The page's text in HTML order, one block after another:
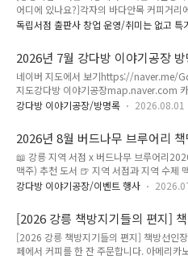
별자치도교육청 교육문화관/교육도서관 강
육문화관 정보 및 도서검색 제공
운영 안내https://
화관(강원도교..
어디에 있나요?]각자의 바다안목 커피거리
별한 일이 없으면 잘 가지 않는다. 하지만
음악이 나와 좋다. 어둠 때문에 창문 너머
을 가르는 반짝이는 폭죽이 보인다. 휴가철
보인다.처음 강릉에 왔을 때가 생각난다.
스트하우스 준비하며 바다가 보이는 카페
거리에 있는 집을 구했다. 손님이 없을 때는
독립서점 출판사 창업 운영/취미는 없고 특
2026년 7월 강다방 이야기공장 방
네이버 지도에서 보기https://naver.me/
지도강다방 이야기공장map.naver.com
https://place.map.kakao.com/
place.map.kakao.com 구글 지도에서 보
https://maps.app.goo.gl/
이야기공장 · 강원특별자치도 강릉시 용지
★★★★★ · 서점www.google.co.kr 강다
원특별자치도 강릉시 용지로 162 (옥천동
치 🚄 강다방 이야기공장 ..
강다방 이야기공장/방명록 2026.08.01
2026년 8월 버드나무 브루어리
강다방 추천 도서
📖 강릉 지역 서점 x 버드나무 브루어리
맥주) 추천 도서 🍺 지역 서점과 지역 수제
무 브루어리]가 함께 하는 책과 맥주(책맥).
정한 책들을 8월 한 달 동안 버드나무 브루
요!8월 주제 : 여름날의 한 장면 ☔ [교양 인
서 춤을, 이정민(데비 리)태풍이 찾아오는
춤추는 법을 이야기하는 책을 소개합니다.
강다방 이야기공장/이벤트 행사
[2026 강릉 책방지기들의 편지]
[2026 강릉 책방지기들의 편지] 책방선인
페에서 커피를 한 잔 주문합니다. 아메리카